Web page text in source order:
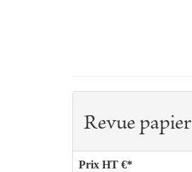
Revue papier
Prix HT €*